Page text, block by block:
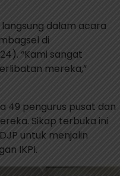
langsung dalam acara
di
“Kami sangat
mereka,”
49 pengurus pusat dan
Sikap terbuka ini
untuk menjalin
IKPI.